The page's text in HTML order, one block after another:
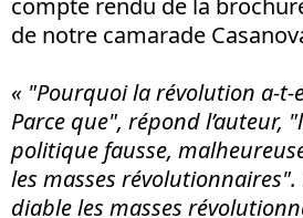
compte rendu de la
de notre camarade
« "Pourquoi la révolution a-t-
Parce que", répond l’auteur,
politique fausse,
les masses
diable les masses